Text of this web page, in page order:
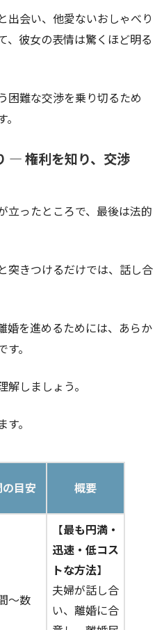
出会い、他愛ないおしゃべり
、彼女の表情は驚くほど明る
困難な交渉を乗り切るため
― 権利を知り、交渉
立ったところで、最後は法的
突きつけるだけでは、話し合
婚を進めるためには、あらか
。
しましょう。
。
目安 概要
～数
【最も円満・
迅速・低コス
トな方法】
夫婦が話し合
い、離婚に合